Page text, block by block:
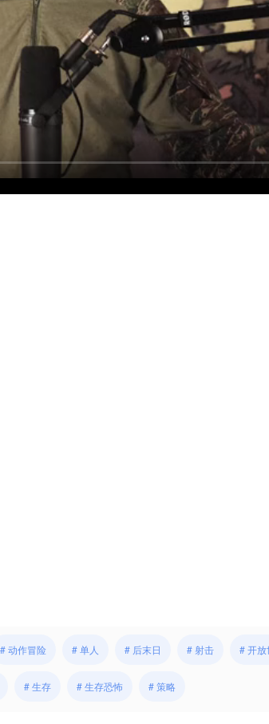
# 动作冒险 # 单人 # 后末日 # 射击 # 开放
# 生存 # 生存恐怖 # 策略